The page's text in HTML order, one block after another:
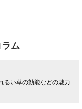
ム
るい草の効能などの魅力